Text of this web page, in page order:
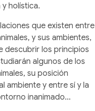
holística.
que existen entre
y sus ambientes,
descubrir los principios
algunos de los
su posición
ambiente y entre sí y la
inanimado…